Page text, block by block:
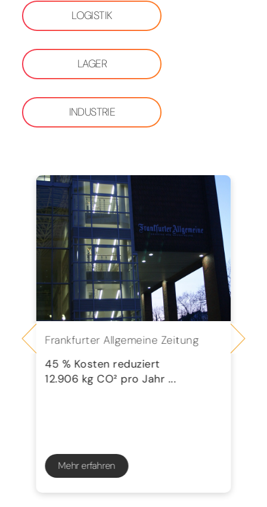
LOGISTIK
LAGER
INDUSTRIE
Frankfurter Allgemeine Zeitung
45 % Kosten reduziert
12.906 kg CO² pro Jahr ...
Mehr erfahren